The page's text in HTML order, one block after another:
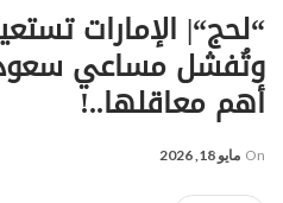
“لحج“| الإمارات
وتُفشل مساعي
أهم معاقلها..!
On مايو 18, 2026